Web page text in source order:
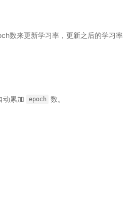
数来更新学习率，更新之后的学习率
动累加 epoch 数。